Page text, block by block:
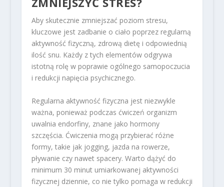
Aby skutecznie zmniejszać poziom stresu,
kluczowe jest zadbanie o ciało poprzez regularną
aktywność fizyczną, zdrową dietę i odpowiednią
ilość snu. Każdy z tych elementów odgrywa
istotną rolę w poprawie ogólnego samopoczucia
i redukcji napięcia psychicznego.
Regularna aktywność fizyczna jest niezwykle
ważna, ponieważ podczas ćwiczeń organizm
uwalnia endorfiny, znane jako hormony
szczęścia. Ćwiczenia mogą przybierać różne
formy, takie jak jogging, jazda na rowerze,
pływanie czy nawet spacery. Warto dążyć do
minimum 30 minut umiarkowanej aktywności
fizycznej dziennie, co nie tylko pomaga w redukcji